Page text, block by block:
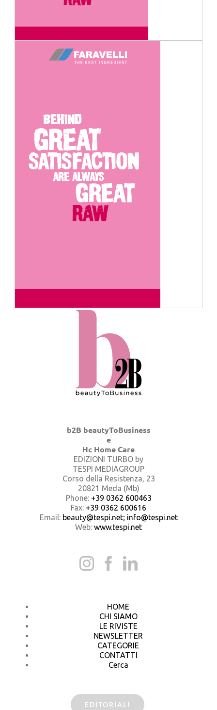
b2B beautyToBusiness
e
Hc Home Care
EDIZIONI TURBO by
TESPI MEDIAGROUP
Corso della Resistenza, 23
20821 Meda (Mb)
Phone: +39 0362 600463
Fax: +39 0362 600616
Email: beauty@tespi.net; info@tespi.net
Web: www.tespi.net
HOME
CHI SIAMO
LE RIVISTE
NEWSLETTER
CATEGORIE
CONTATTI
Cerca
EDITORIALI